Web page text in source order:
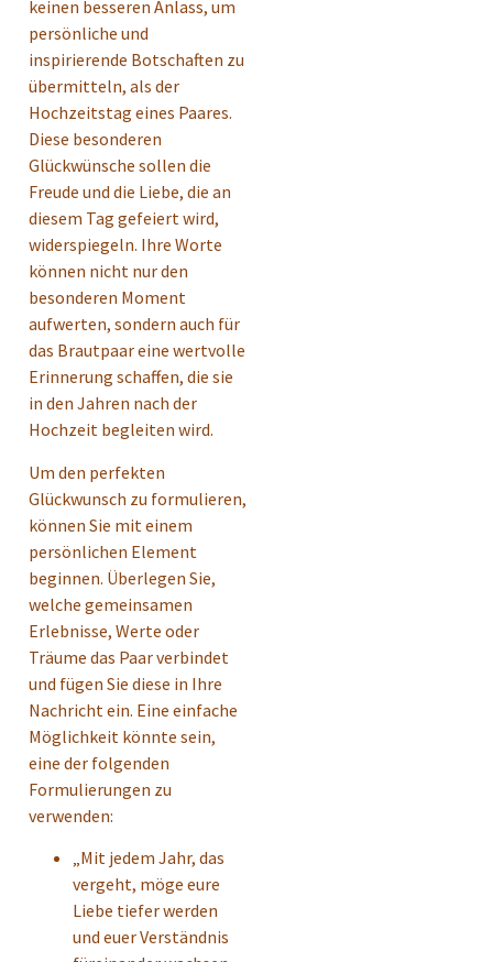
keinen besseren Anlass, um
persönliche und
inspirierende Botschaften zu
übermitteln, als der
Hochzeitstag eines Paares.
Diese besonderen
Glückwünsche sollen die
Freude und die Liebe, die an
diesem Tag gefeiert wird,
widerspiegeln. Ihre Worte
können nicht nur den
besonderen Moment
aufwerten, sondern auch für
das Brautpaar eine wertvolle
Erinnerung schaffen, die sie
in den Jahren nach der
Hochzeit begleiten wird.
Um den perfekten
Glückwunsch zu formulieren,
können Sie mit einem
persönlichen Element
beginnen. Überlegen Sie,
welche gemeinsamen
Erlebnisse, Werte oder
Träume das Paar verbindet
und fügen Sie diese in Ihre
Nachricht ein. Eine einfache
Möglichkeit könnte sein,
eine der folgenden
Formulierungen zu
verwenden:
„Mit jedem Jahr, das
vergeht, möge eure
Liebe tiefer werden
und euer Verständnis